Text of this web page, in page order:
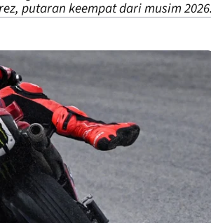
putaran keempat dari musim 2026.